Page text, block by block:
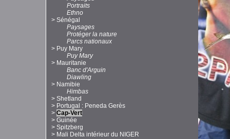
Portraits
Ethno
> Sénégal
Paysages
Protéger la nature
Parcs nationaux
> Puy Mary
Puy Mary
> Mauritanie
Banc d'Arguin
Diawling
> Namibie
Himbas
> Shetland
> Portugal : Peneda Gerès
> Cap-Vert
> Guinée
> Spitzberg
> Mali Delta intérieur du NIGER